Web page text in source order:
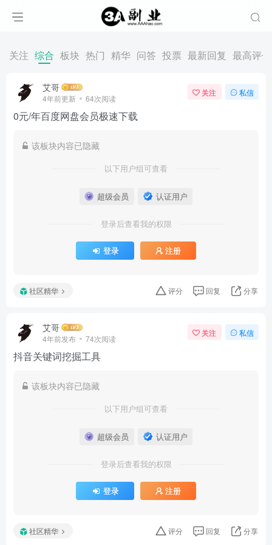
关注 综合 板块 热门 精华 问答 投票 最新回复 最高评分
艾哥
4年前更新 64次阅读
关注 私信
0元/年百度网盘会员极速下载
该板块内容已隐藏
以下用户组可查看
超级会员 认证用户
登录后查看我的权限
登录 注册
社区精华 评分 回复 分享
艾哥
4年前发布 74次阅读
关注 私信
抖音关键词挖掘工具
该板块内容已隐藏
以下用户组可查看
超级会员 认证用户
登录后查看我的权限
登录 注册
社区精华 评分 回复 分享